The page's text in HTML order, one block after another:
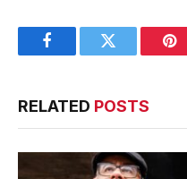
FacebookTwitter
RELATED POSTS